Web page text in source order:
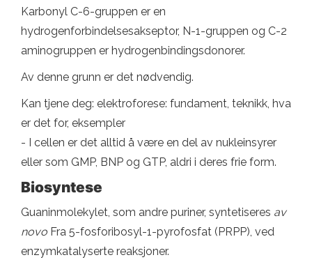
Karbonyl C-6-gruppen er en
hydrogenforbindelsesakseptor, N-1-gruppen og C-2
aminogruppen er hydrogenbindingsdonorer.
Av denne grunn er det nødvendig.
Kan tjene deg: elektroforese: fundament, teknikk, hva
er det for, eksempler
- I cellen er det alltid å være en del av nukleinsyrer
eller som GMP, BNP og GTP, aldri i deres frie form.
Biosyntese
Guaninmolekylet, som andre puriner, syntetiseres av
novo Fra 5-fosforibosyl-1-pyrofosfat (PRPP), ved
enzymkatalyserte reaksjoner.